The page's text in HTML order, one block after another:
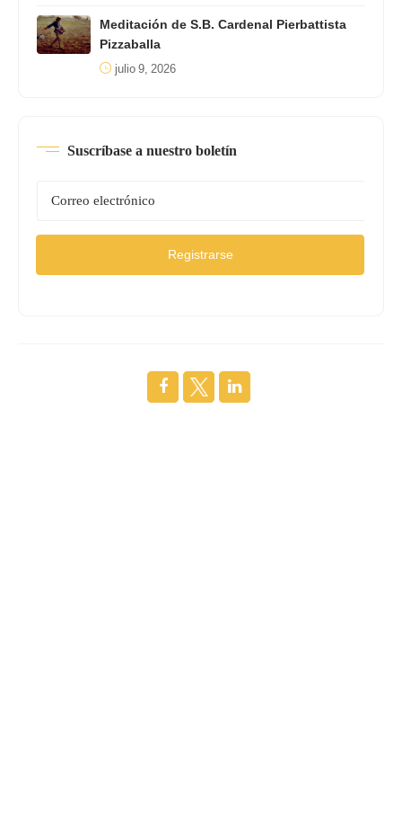
Meditación de S.B. Cardenal Pierbattista
Pizzaballa
julio 9, 2026
Suscríbase a nuestro boletín
Registrarse